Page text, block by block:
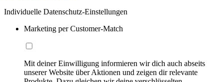
Individuelle Datenschutz-Einstellungen
Marketing per Customer-Match
Mit deiner Einwilligung informieren wir dich auch abseits
unserer Website über Aktionen und zeigen dir relevante